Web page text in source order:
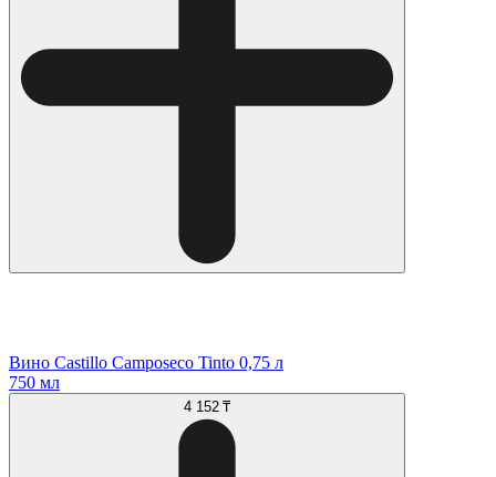
Вино Castillo Camposeco Tinto 0,75 л
750 мл
4 152 ₸